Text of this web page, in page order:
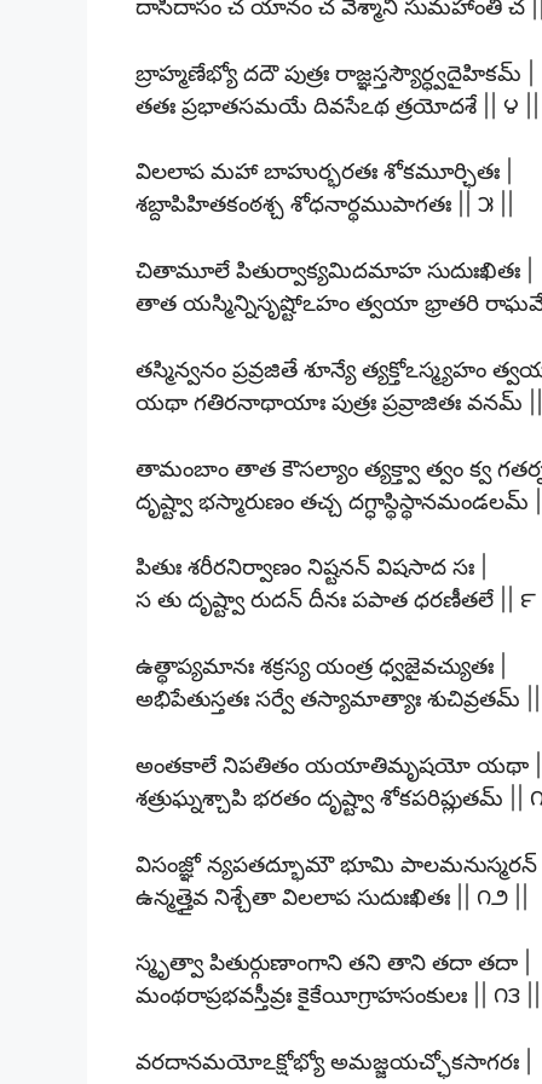
దాసీదాసం చ యానం చ వేశ్మాని సుమహాంతి చ ||
బ్రాహ్మణేభ్యో దదౌ పుత్రః రాజ్ఞస్తస్యౌర్ధ్వదైహికమ్ |
తతః ప్రభాతసమయే దివసేఽథ త్రయోదశే || ౪ ||
విలలాప మహా బాహుర్భరతః శోకమూర్ఛితః |
శబ్దాపిహితకంఠశ్చ శోధనార్థముపాగతః || ౫ ||
చితామూలే పితుర్వాక్యమిదమాహ సుదుఃఖితః |
తాత యస్మిన్నిసృష్టోఽహం త్వయా భ్రాతరి రాఘవే
తస్మిన్వనం ప్రవ్రజితే శూన్యే త్యక్తోఽస్మ్యహం
యథా గతిరనాథాయాః పుత్రః ప్రవ్రాజితః వనమ్ ||
తామంబాం తాత కౌసల్యాం త్యక్త్వా త్వం క్వ
దృష్ట్వా భస్మారుణం తచ్చ దగ్ధాస్థిస్థానమండలమ్
పితుః శరీరనిర్వాణం నిష్టనన్ విషసాద సః |
స తు దృష్ట్వా రుదన్ దీనః పపాత ధరణీతలే || ౯ ||
ఉత్థాప్యమానః శక్రస్య యంత్ర ధ్వజైవచ్యుతః |
అభిపేతుస్తతః సర్వే తస్యామాత్యాః శుచివ్రతమ్ ||
అంతకాలే నిపతితం యయాతిమృషయో యథా |
శత్రుఘ్నశ్చాపి భరతం దృష్ట్వా శోకపరిప్లుతమ్ ||
విసంజ్ఞో న్యపతద్భూమౌ భూమి పాలమనుస్మరన్ |
ఉన్మత్తైవ నిశ్చేతా విలలాప సుదుఃఖితః || ౧౨ ||
స్మృత్వా పితుర్గుణాంగాని తని తాని తదా తదా |
మంథరాప్రభవస్తీవ్రః కైకేయీగ్రాహసంకులః || ౧౩ ||
వరదానమయోఽక్షోభ్యో అమజ్జయచ్ఛోకసాగరః |